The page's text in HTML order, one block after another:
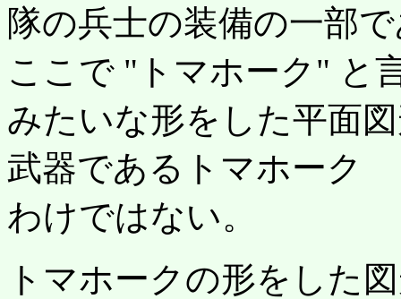
隊の兵士の装備の一部
ここで "トマホーク"
みたいな形をした平面
武器であるトマホーク
わけではない。
トマホークの形をした